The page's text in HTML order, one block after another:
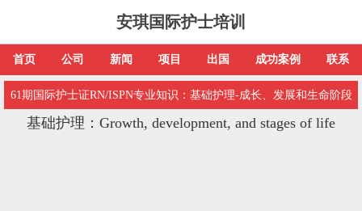
安琪国际护士培训
首页 公司 新闻 项目 出国 成功案例 联系
61期国际护士证RN/ISPN专业知识：基础护理-成长、发展和生命阶段
基础护理：Growth, development, and stages of life